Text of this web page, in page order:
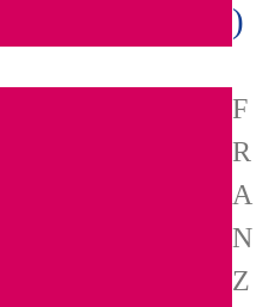
)
F
R
A
N
Z